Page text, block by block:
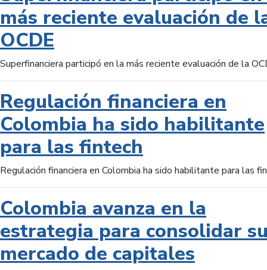
más reciente evaluación de
OCDE
Superfinanciera participó en la más reciente evaluación de la
Regulación financiera en
Colombia ha sido habilitante
para las fintech
Regulación financiera en Colombia ha sido habilitante para las
Colombia avanza en la
estrategia para consolidar
mercado de capitales